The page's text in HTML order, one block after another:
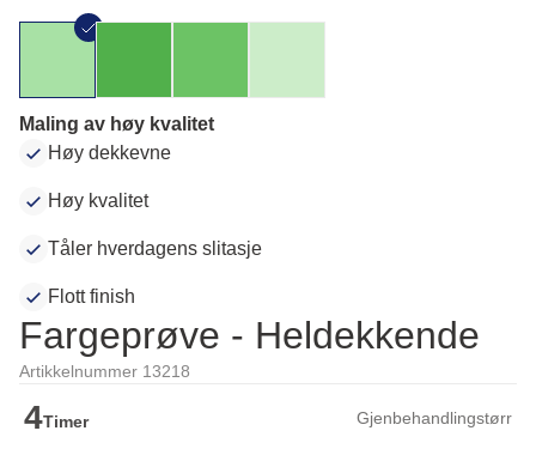
Maling av høy kvalitet
Høy dekkevne
Høy kvalitet
Tåler hverdagens slitasje
Flott finish
Fargeprøve - Heldekkende
Artikkelnummer 13218
4Timer Gjenbehandlingstørr